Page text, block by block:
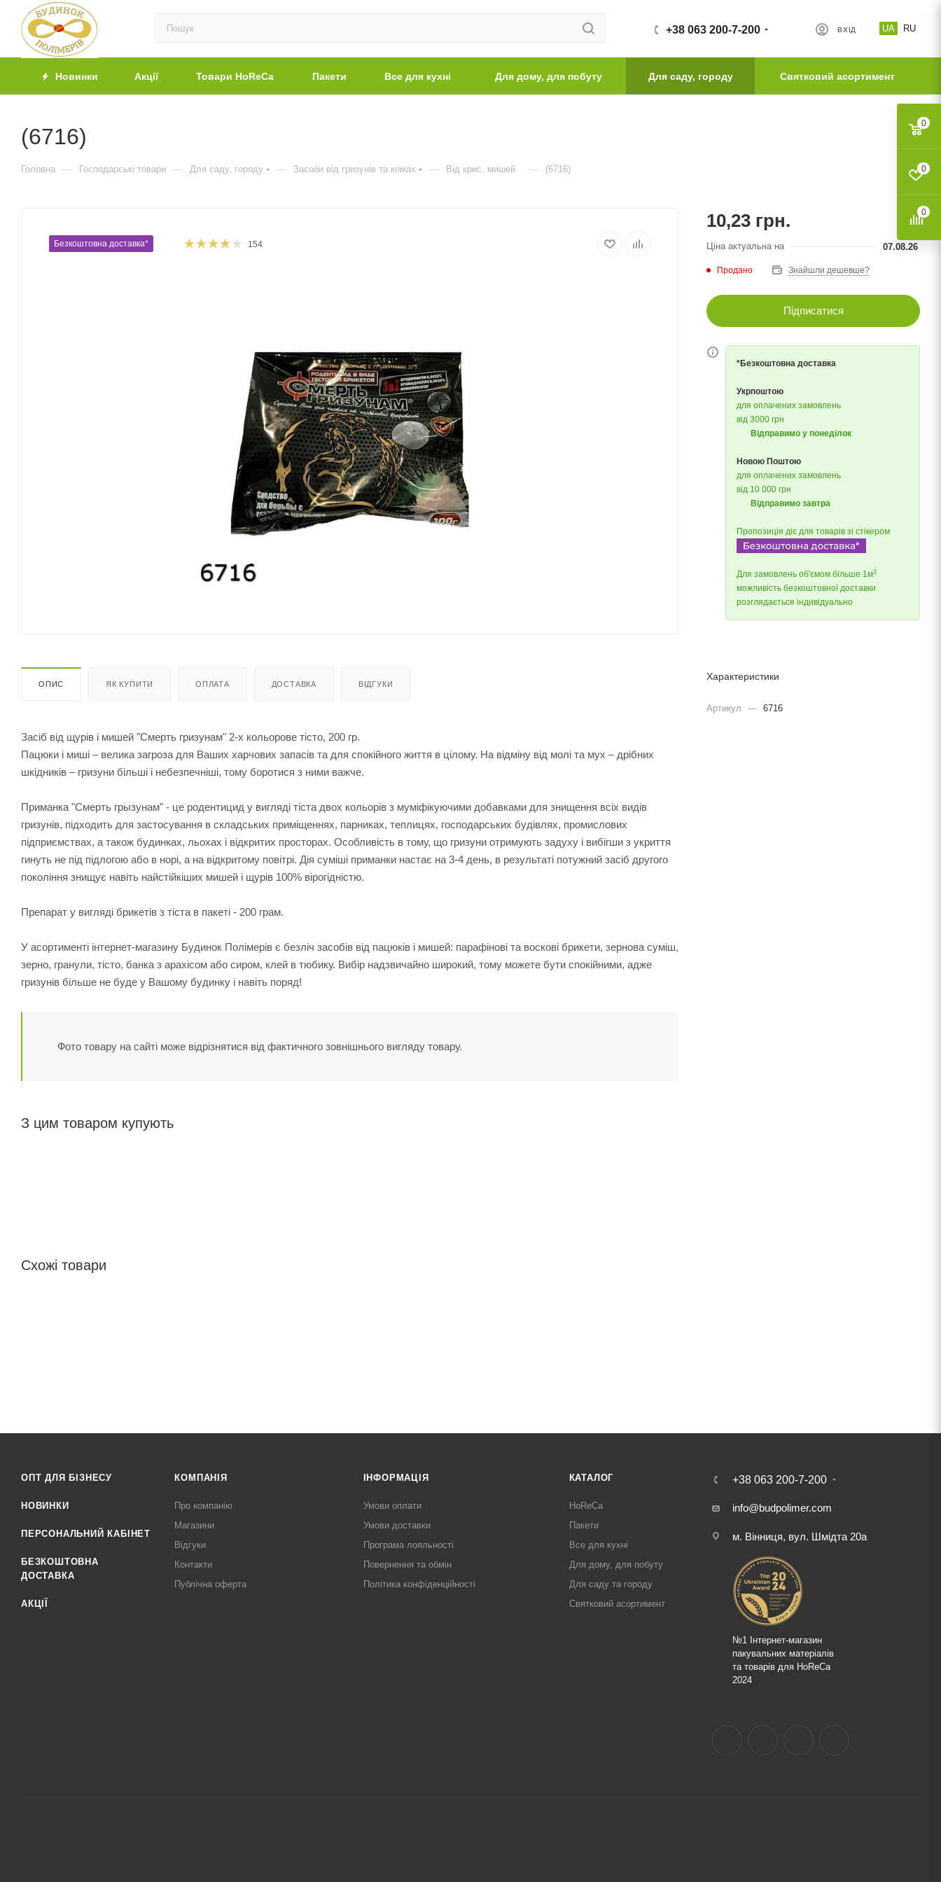
UA RU
ВХІД
+38 063 200-7-200
Новинки Акції Товари HoReCa Пакети Все для кухні Для дому, для побуту Для саду, городу Святковий асортимент
(6716)
Головна — Господарські товари — Для саду, городу — Засоби від гризунів та комах — Від крис, мишей — (6716)
Безкоштовна доставка* 154
ОПИС ЯК КУПИТИ ОПЛАТА ДОСТАВКА ВІДГУКИ
Засіб від щурів і мишей "Смерть гризунам" 2-х кольорове тісто, 200 гр.
Пацюки і миші – велика загроза для Ваших харчових запасів та для спокійного життя в цілому. На відміну від молі та мух – дрібних
шкідників – гризуни більші і небезпечніші, тому боротися з ними важче.
Приманка "Смерть грызунам" - це родентицид у вигляді тіста двох кольорів з муміфікуючими добавками для знищення всіх видів
гризунів, підходить для застосування в складських приміщеннях, парниках, теплицях, господарських будівлях, промислових
підприємствах, а також будинках, льохах і відкритих просторах. Особливість в тому, що гризуни отримують задуху і вибігши з укриття
гинуть не під підлогою або в норі, а на відкритому повітрі. Дія суміші приманки настає на 3-4 день, в результаті потужний засіб другого
покоління знищує навіть найстійкіших мишей і щурів 100% вірогідністю.
Препарат у вигляді брикетів з тіста в пакеті - 200 грам.
У асортименті інтернет-магазину Будинок Полімерів є безліч засобів від пацюків і мишей: парафінові та воскові брикети, зернова суміш,
зерно, гранули, тісто, банка з арахісом або сиром, клей в тюбику. Вибір надзвичайно широкий, тому можете бути спокійними, адже
гризунів більше не буде у Вашому будинку і навіть поряд!
Фото товару на сайті може відрізнятися від фактичного зовнішнього вигляду товару.
З цим товаром купують
Схожі товари
10,23 грн.
Ціна актуальна на 07.08.26
Продано Знайшли дешевше?
Підписатися
*Безкоштовна доставка
Укрпоштою
для оплачених замовлень
від 3000 грн
Відправимо у понеділок
Новою Поштою
для оплачених замовлень
від 10 000 грн
Відправимо завтра
Пропозиція діє для товарів зі стікером
Для замовлень об'ємом більше 1м3
можливість безкоштовної доставки
розглядається індивідуально
Характеристики
Артикул — 6716
ОПТ ДЛЯ БІЗНЕСУ
НОВИНКИ
ПЕРСОНАЛЬНИЙ КАБІНЕТ
БЕЗКОШТОВНА
ДОСТАВКА
АКЦІЇ
КОМПАНІЯ
Про компанію
Магазини
Відгуки
Контакти
Публічна оферта
ІНФОРМАЦІЯ
Умови оплати
Умови доставки
Програма лояльності
Повернення та обмін
Політика конфіденційності
КАТАЛОГ
HoReCa
Пакети
Все для кухні
Для дому, для побуту
Для саду та городу
Святковий асортимент
+38 063 200-7-200
info@budpolimer.com
м. Вінниця, вул. Шмідта 20а
№1 Інтернет-магазин
пакувальних матеріалів
та товарів для HoReCa
2024
0
0
0